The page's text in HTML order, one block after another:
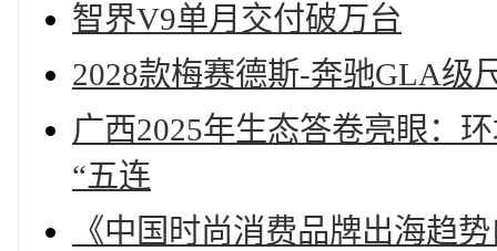
智界V9单月交付破万台
2028款梅赛德斯-奔驰GLA级
广西2025年生态答卷亮眼：
“五连
《中国时尚消费品牌出海趋